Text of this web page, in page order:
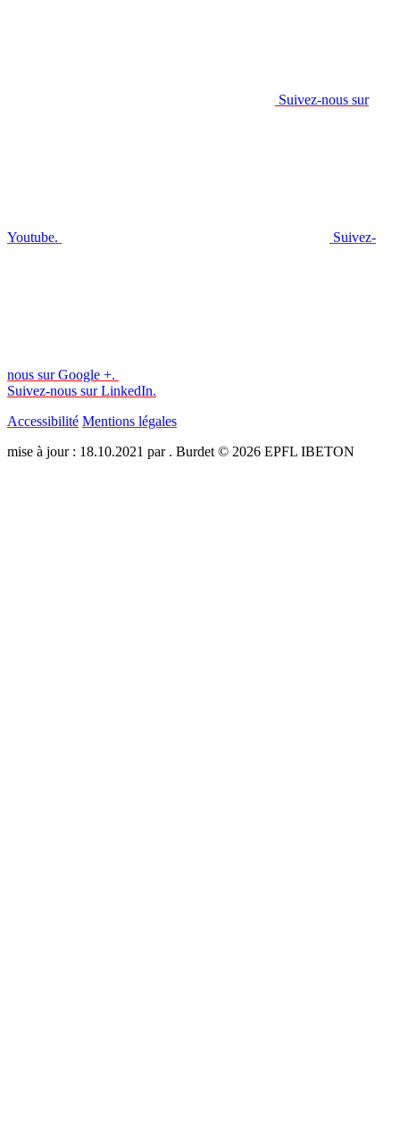
Suivez-nous sur
Youtube. Suivez-
nous sur Google +.
Suivez-nous sur LinkedIn.
Accessibilité Mentions légales
mise à jour : 18.10.2021 par . Burdet © 2026 EPFL IBETON